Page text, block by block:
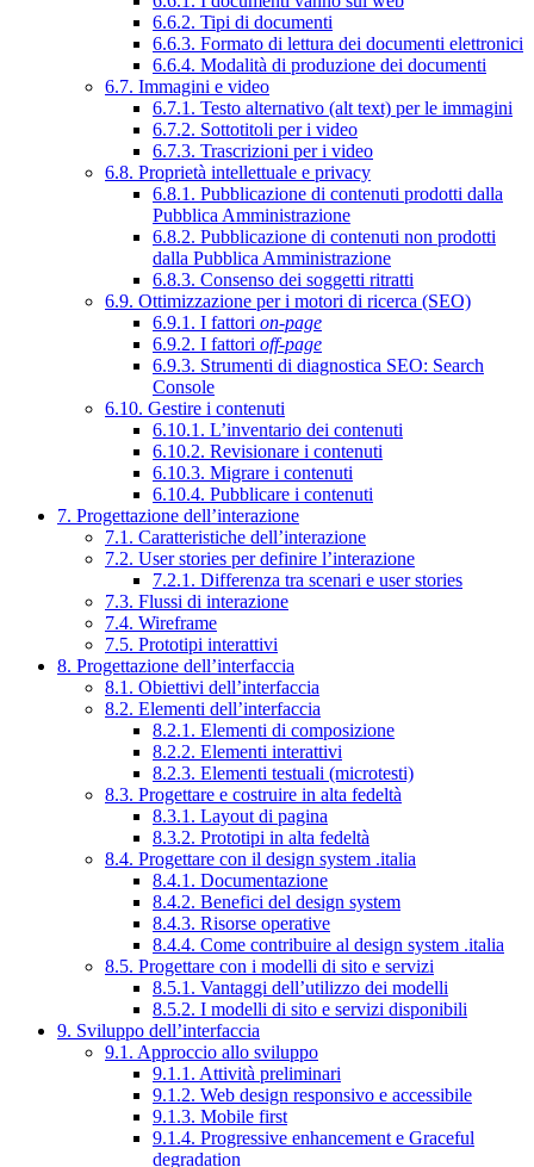
6.6.2. Tipi di documenti
6.6.3. Formato di lettura dei documenti elettronici
6.6.4. Modalità di produzione dei documenti
6.7. Immagini e video
6.7.1. Testo alternativo (alt text) per le immagini
6.7.2. Sottotitoli per i video
6.7.3. Trascrizioni per i video
6.8. Proprietà intellettuale e privacy
6.8.1. Pubblicazione di contenuti prodotti dalla
Pubblica Amministrazione
6.8.2. Pubblicazione di contenuti non prodotti
dalla Pubblica Amministrazione
6.8.3. Consenso dei soggetti ritratti
6.9. Ottimizzazione per i motori di ricerca (SEO)
6.9.1. I fattori on-page
6.9.2. I fattori off-page
6.9.3. Strumenti di diagnostica SEO: Search
Console
6.10. Gestire i contenuti
6.10.1. L’inventario dei contenuti
6.10.2. Revisionare i contenuti
6.10.3. Migrare i contenuti
6.10.4. Pubblicare i contenuti
7. Progettazione dell’interazione
7.1. Caratteristiche dell’interazione
7.2. User stories per definire l’interazione
7.2.1. Differenza tra scenari e user stories
7.3. Flussi di interazione
7.4. Wireframe
7.5. Prototipi interattivi
8. Progettazione dell’interfaccia
8.1. Obiettivi dell’interfaccia
8.2. Elementi dell’interfaccia
8.2.1. Elementi di composizione
8.2.2. Elementi interattivi
8.2.3. Elementi testuali (microtesti)
8.3. Progettare e costruire in alta fedeltà
8.3.1. Layout di pagina
8.3.2. Prototipi in alta fedeltà
8.4. Progettare con il design system .italia
8.4.1. Documentazione
8.4.2. Benefici del design system
8.4.3. Risorse operative
8.4.4. Come contribuire al design system .italia
8.5. Progettare con i modelli di sito e servizi
8.5.1. Vantaggi dell’utilizzo dei modelli
8.5.2. I modelli di sito e servizi disponibili
9. Sviluppo dell’interfaccia
9.1. Approccio allo sviluppo
9.1.1. Attività preliminari
9.1.2. Web design responsivo e accessibile
9.1.3. Mobile first
9.1.4. Progressive enhancement e Graceful
degradation